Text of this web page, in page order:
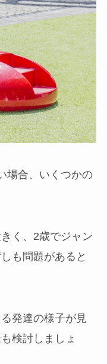
場合、いくつかの
く、2歳でジャン
も問題があると
発達の様子が見
検討しましょ